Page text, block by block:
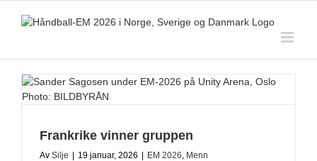
Frankrike vinner gruppen
Av Silje 19 januar, 2026 EM 2026, Menn